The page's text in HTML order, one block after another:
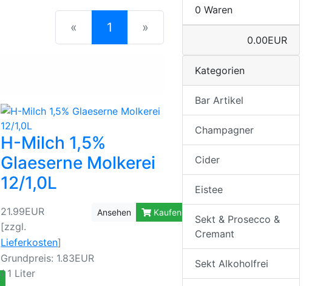
« 1 (current)
»
H-Milch 1,5%
Glaeserne Molkerei
12/1,0L
21.99EUR
[zzgl.
Lieferkosten]
Grundpreis: 1.83EUR
/ 1 Liter
Ansehen Kaufen
0 Waren
0.00EUR
Kategorien
Bar Artikel
Champagner
Cider
Eistee
Sekt & Prosecco &
Cremant
Sekt Alkoholfrei